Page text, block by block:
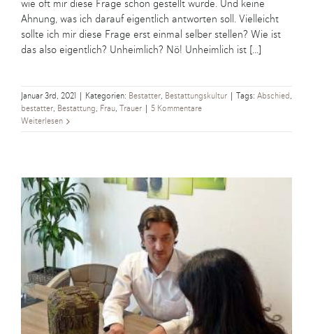
wie oft mir diese Frage schon gestellt wurde. Und keine
Ahnung, was ich darauf eigentlich antworten soll. Vielleicht
sollte ich mir diese Frage erst einmal selber stellen? Wie ist
das also eigentlich? Unheimlich? Nö! Unheimlich ist [...]
Januar 3rd, 2021 Kategorien: Bestatter, Bestattungskultur Tags: Abschied ,
bestatter, Bestattung, Frau, Trauer
5 Kommentare
Weiterlesen